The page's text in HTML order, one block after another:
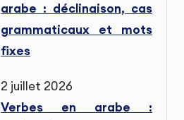
arabe : déclinaison, cas
grammaticaux et mots
fixes
2 juillet 2026
Verbes en arabe :